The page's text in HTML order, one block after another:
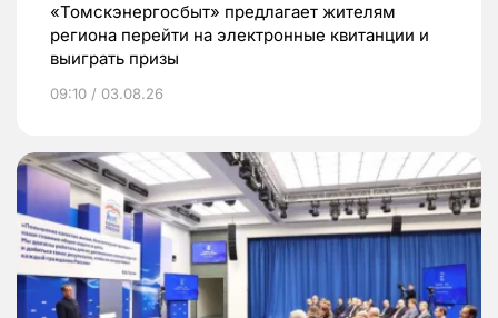
«Томскэнергосбыт» предлагает жителям
региона перейти на электронные квитанции и
выиграть призы
09:10 / 03.08.26